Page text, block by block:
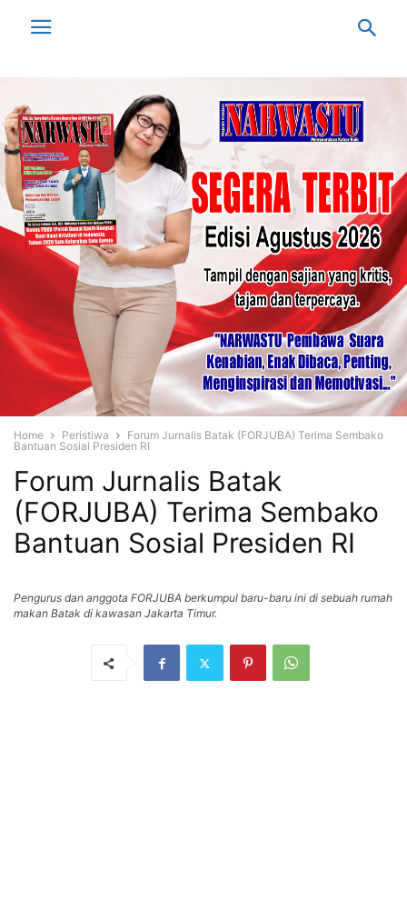
Home Peristiwa
Forum Jurnalis Batak (FORJUBA) Terima Sembako
Bantuan Sosial Presiden RI
Forum Jurnalis Batak
(FORJUBA) Terima Sembako
Bantuan Sosial Presiden RI
Pengurus dan anggota FORJUBA berkumpul baru-baru ini di sebuah rumah
makan Batak di kawasan Jakarta Timur.